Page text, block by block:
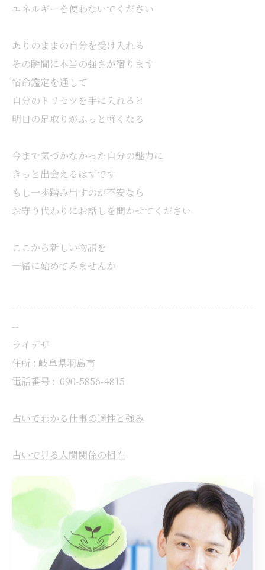
エネルギーを使わないでください
ありのままの自分を受け入れる
その瞬間に本当の強さが宿ります
宿命鑑定を通して
自分のトリセツを手に入れると
明日の足取りがふっと軽くなる
今まで気づかなかった自分の魅力に
きっと出会えるはずです
もし一歩踏み出すのが不安なら
お守り代わりにお話しを聞かせてください
ここから新しい物語を
一緒に始めてみませんか
--------------------------------------------------------------------
--
ライデザ
住所 : 岐阜県羽島市
電話番号 : 090-5856-4815
占いでわかる仕事の適性と強み
占いで見る人間関係の相性
占いで紐解く健康とストレス
誰よりも身近な家族との相性占い
--------------------------------------------------------------------